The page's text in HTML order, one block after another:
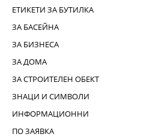
ЕТИКЕТИ ЗА БУТИЛКА
ЗА БАСЕЙНА
ЗА БИЗНЕСА
ЗА ДОМА
ЗА СТРОИТЕЛЕН ОБЕКТ
ЗНАЦИ И СИМВОЛИ
ИНФОРМАЦИОННИ
ПО ЗАЯВКА